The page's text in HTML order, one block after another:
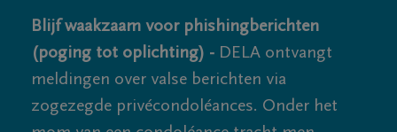
Blijf waakzaam voor phishingberichten
(poging tot oplichting) - DELA ontvangt
meldingen over valse berichten via
zogezegde privécondoléances. Onder het